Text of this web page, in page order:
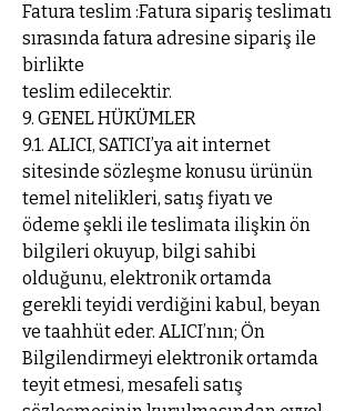
Fatura teslim :Fatura sipariş teslimatı
sırasında fatura adresine sipariş ile
birlikte
teslim edilecektir.
9. GENEL HÜKÜMLER
9.1. ALICI, SATICI’ya ait internet
sitesinde sözleşme konusu ürünün
temel nitelikleri, satış fiyatı ve
ödeme şekli ile teslimata ilişkin ön
bilgileri okuyup, bilgi sahibi
olduğunu, elektronik ortamda
gerekli teyidi verdiğini kabul, beyan
ve taahhüt eder. ALICI’nın; Ön
Bilgilendirmeyi elektronik ortamda
teyit etmesi, mesafeli satış